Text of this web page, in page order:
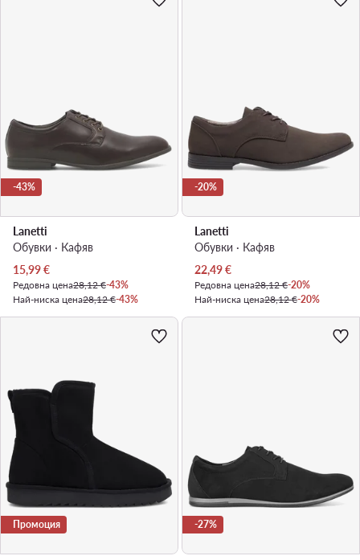
-43%
Lanetti
Обувки · Кафяв
Актуална цена
15,99€
Редовна цена28,12 €-43%
Най-ниска цена28,12 €-43%
-20%
Lanetti
Обувки · Кафяв
Актуална цена
22,49€
Редовна цена28,12 €-20%
Най-ниска цена28,12 €-20%
Промоция -27%